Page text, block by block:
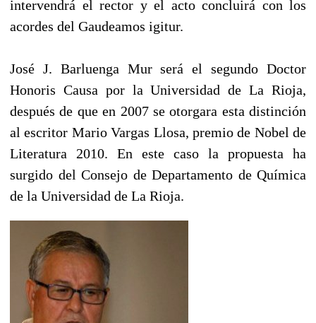
intervendrá el rector y el acto concluirá con los
acordes del Gaudeamos igitur.
José J. Barluenga Mur será el segundo Doctor
Honoris Causa por la Universidad de La Rioja,
después de que en 2007 se otorgara esta distinción
al escritor Mario Vargas Llosa, premio de Nobel de
Literatura 2010. En este caso la propuesta ha
surgido del Consejo de Departamento de Química
de la Universidad de La Rioja.